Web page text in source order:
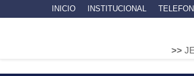
INICIO INSTITUCIONAL
JEEP